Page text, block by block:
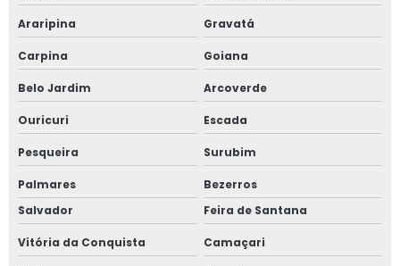
Araripina Gravatá
Carpina Goiana
Belo Jardim Arcoverde
Ouricuri Escada
Pesqueira Surubim
Palmares
Bezerros
Salvador
Feira de Santana
Vitória da Conquista Camaçari